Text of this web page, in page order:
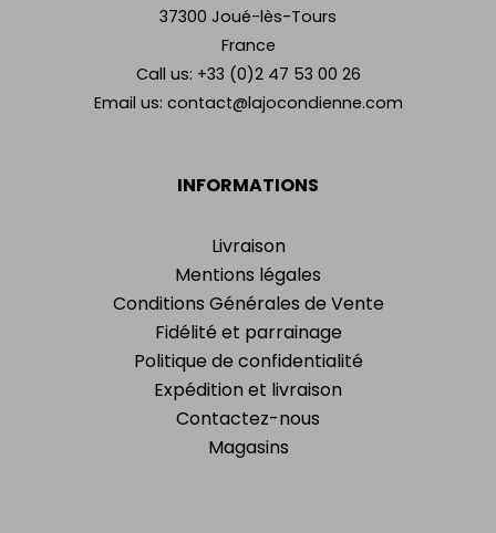
INFORMATIONS
Livraison
Mentions légales
Conditions Générales de Vente
Fidélité et parrainage
Politique de confidentialité
Expédition et livraison
Contactez-nous
Magasins
37300 Joué-lès-Tours
France
Call us: +33 (0)2 47 53 00 26
Email us: contact@lajocondienne.com